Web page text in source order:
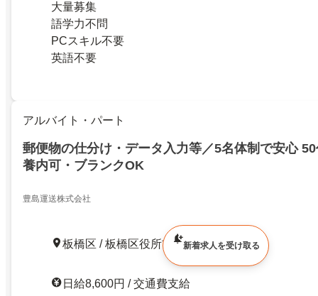
大量募集
語学力不問
PCスキル不要
英語不要
アルバイト・パート
郵便物の仕分け・データ入力等／5名体制で安心
養内可・ブランクOK
豊島運送株式会社
板橋区 / 板橋区役所前駅 徒歩1分
日給8,600円 / 交通費支給
新着求人を受け取る